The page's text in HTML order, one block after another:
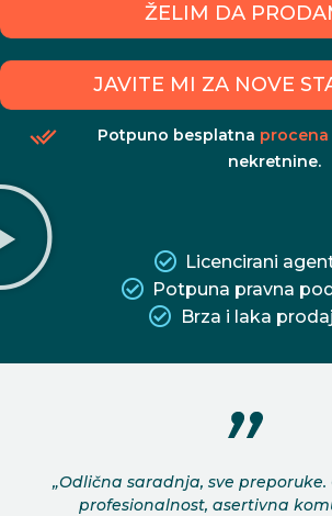
ŽELIM DA
JAVITE MI ZA NOVE
Potpuno besplatna
nekretnine.
Licencirani
Potpuna pravna
Brza i laka
„Odlična saradnja, sve preporuke.
profesionalnost, asertivna